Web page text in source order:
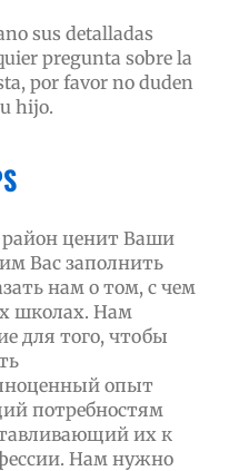
sus detalladas
pregunta sobre la
por favor no duden
hijo.
ценит Ваши
Вас заполнить
нам о том, с чем
школах. Нам
для того, чтобы
опыт
потребностям
их к
Нам нужно